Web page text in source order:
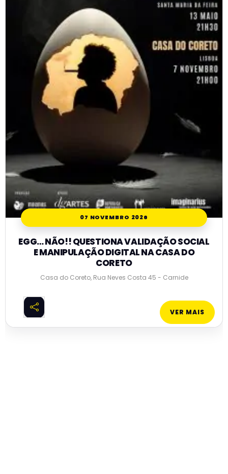
07 NOVEMBRO 2026
EGG… NÃO!! QUESTIONA VALIDAÇÃO SOCIAL
E MANIPULAÇÃO DIGITAL NA CASA DO
CORETO
Casa do Coreto, Rua Neves Costa 45 - Carnide
VER MAIS